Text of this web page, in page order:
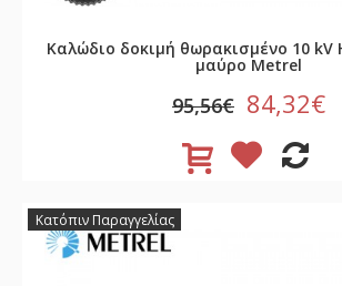
Καλώδιο δοκιμή θωρακισμένο 10 kV
μαύρο Metrel
95,56€ 84,32€
Κατόπιν Παραγγελίας